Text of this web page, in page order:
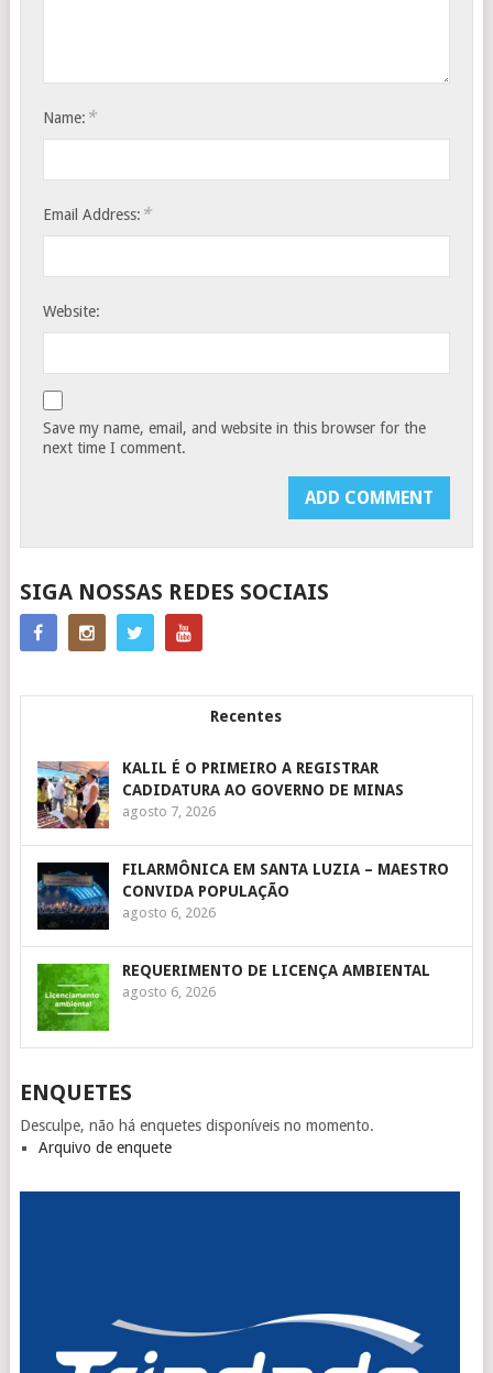
Name: *
Email Address: *
Website:
Save my name, email, and website in this browser for the
next time I comment.
SIGA NOSSAS REDES SOCIAIS
Recentes
KALIL É O PRIMEIRO A REGISTRAR
CADIDATURA AO GOVERNO DE MINAS
agosto 7, 2026
FILARMÔNICA EM SANTA LUZIA – MAESTRO
CONVIDA POPULAÇÃO
agosto 6, 2026
REQUERIMENTO DE LICENÇA AMBIENTAL
agosto 6, 2026
ENQUETES
Desculpe, não há enquetes disponíveis no momento.
Arquivo de enquete